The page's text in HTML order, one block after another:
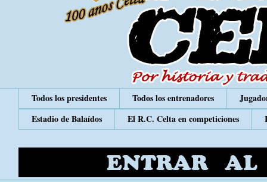
Todos los presidentes Todos los entrenadores
Estadio de Balaídos
El R.C. Celta en competiciones